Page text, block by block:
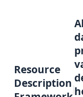
Resource
Description